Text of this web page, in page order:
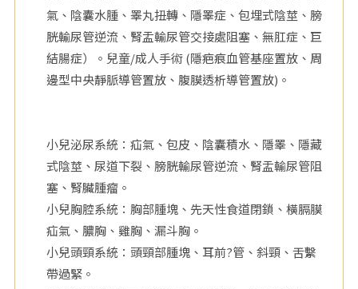
氣、陰囊水腫、睪丸扭轉、隱睪症、包埋式陰莖、膀
胱輸尿管逆流、腎盂輸尿管交接處阻塞、無肛症、巨
結腸症）。兒童/成人手術 (隱疤痕血管基座置放、周
邊型中央靜脈導管置放、腹膜透析導管置放)。
小兒泌尿系統：疝氣、包皮、陰囊積水、隱睪、隱藏
式陰莖、尿道下裂、膀胱輸尿管逆流、腎盂輸尿管阻
塞、腎臟腫瘤。
小兒胸腔系統：胸部腫塊、先天性食道閉鎖、橫膈膜
疝氣、膿胸、雞胸、漏斗胸。
小兒頭頸系統：頭頸部腫塊、耳前?管、斜頸、舌繫
帶過緊。